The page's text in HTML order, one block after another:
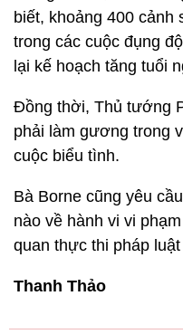
biết, khoảng 400 cảnh
trong các cuộc đụng
lại kế hoạch tăng tuổi
Đồng thời, Thủ tướng
phải làm gương trong
cuộc biểu tình.
Bà Borne cũng yêu
nào về hành vi vi
quan thực thi pháp
Thanh Thảo